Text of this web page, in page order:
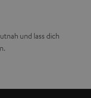
und lass dich